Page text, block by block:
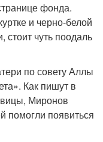
фонда.
и черно-белой
чуть поодаль
по совету Аллы
Как пишут в
Миронов
помогли появиться